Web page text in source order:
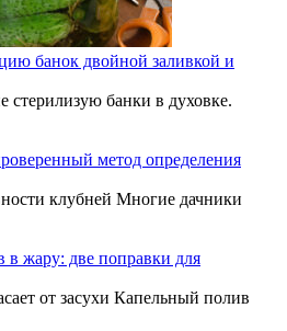
банок двойной заливкой и
стерилизую банки в духовке.
метод определения
клубней Многие дачники
жару: две поправки для
от засухи Капельный полив